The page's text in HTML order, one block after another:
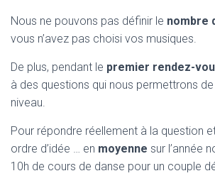
Nous ne pouvons pas définir le nombre
vous n’avez pas choisi vos musiques.
De plus, pendant le premier rendez-
à des questions qui nous permettrons
niveau.
Pour répondre réellement à la question
ordre d’idée … en moyenne sur l’année
10h de cours de danse pour un couple